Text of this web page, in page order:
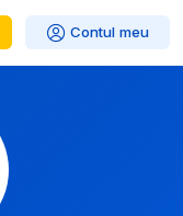
Contul meu